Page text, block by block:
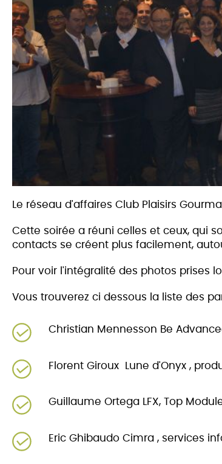
Le réseau d'affaires Club Plaisirs
Cette soirée a réuni celles et ceux, qui
contacts se créent plus facilement,
Pour voir l'intégralité des photos prises
Vous trouverez ci dessous la liste des
Christian Mennesson Be
Florent Giroux Lune d'Onyx ,
Guillaume Ortega LFX, Top
Eric Ghibaudo Cimra , services